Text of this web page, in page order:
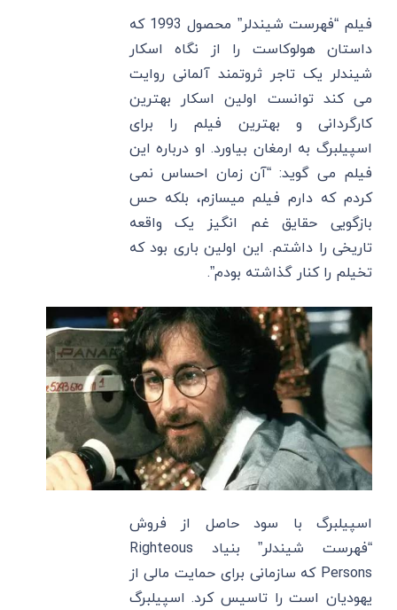
فیلم “فهرست شیندلر” محصول 1993 که
داستان هولوکاست را از نگاه اسکار
شیندلر یک تاجر ثروتمند آلمانی روایت
می کند توانست اولین اسکار بهترین
کارگردانی و بهترین فیلم را برای
اسپیلبرگ به ارمغان بیاورد. او درباره این
فیلم می گوید: “آن زمان احساس نمی
کردم که دارم فیلم میسازم، بلکه حس
بازگویی حقایق غم انگیز یک واقعه
تاریخی را داشتم. این اولین باری بود که
تخیلم را کنار گذاشته بودم”.
اسپیلبرگ با سود حاصل از فروش
“فهرست شیندلر” بنیاد Righteous
Persons که سازمانی برای حمایت مالی از
یهودیان است را تاسیس کرد. اسپیلبرگ